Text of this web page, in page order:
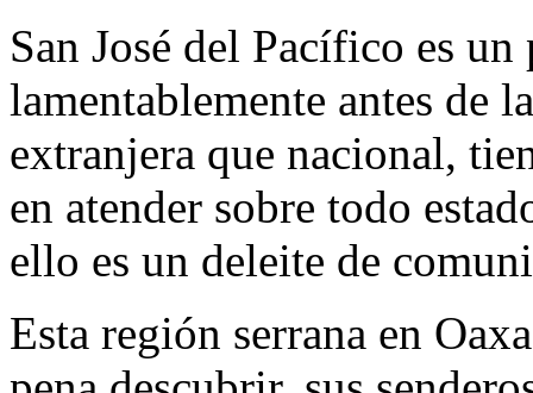
San José del Pacífico es
lamentablemente antes de
extranjera que nacional,
en atender sobre todo
ello es un deleite de
Esta región serrana en